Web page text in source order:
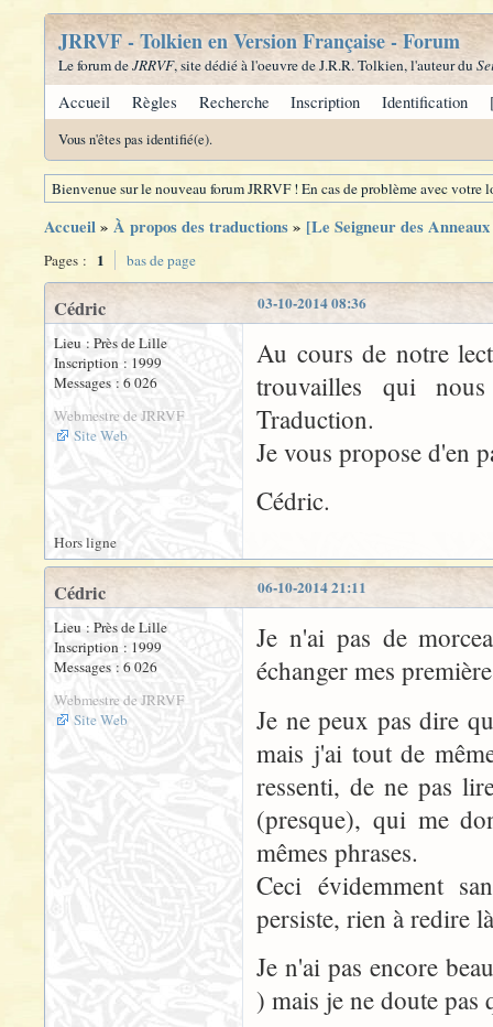
JRRVF - Tolkien en Version Française - Forum
Le forum deJRRVF, site dédié à l'oeuvre de J.R.R. Tolkien, l'auteur du
Accueil Règles Recherche Inscription Identification
Vous n'êtes pas identifié(e).
Bienvenue sur le nouveau forum JRRVF ! En cas de problème avec
Accueil» À propos des traductions» [Le Seigneur des
Pages : 1 bas de page
03-10-2014 08:36
Cédric
Lieu : Près de Lille
Inscription : 1999
Messages : 6 026
Webmestre de JRRVF
Site Web
Au cours de notre
trouvailles qui
Traduction.
Je vous propose d'en
Cédric.
Hors ligne
06-10-2014 21:11
Cédric
Lieu : Près de Lille
Inscription : 1999
Messages : 6 026
Webmestre de JRRVF
Site Web
Je n'ai pas de
échanger mes
Je ne peux pas dire
mais j'ai tout de
ressenti, de ne pas
(presque), qui me
mêmes phrases.
Ceci évidemment
persiste, rien à redire
Je n'ai pas encore
) mais je ne doute